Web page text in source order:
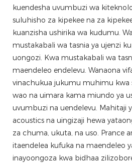
kuendesha uvumbuzi wa
suluhisho za kipekee na za
kuanzisha ushirika wa kudumu.
mustakabali wa tasnia ya ujenzi
uongozi. Kwa mustakabali wa
maendeleo endelevu. Wanaona
vinachukua jukumu muhimu kwa
wao na uimara kama miundo ya
uvumbuzi na uendelevu. Mahitaji
acoustics na uingizaji hewa
za chuma, ukuta, na uso. Prance
itaendelea kufuka na maendeleo
inayoongoza kwa bidhaa